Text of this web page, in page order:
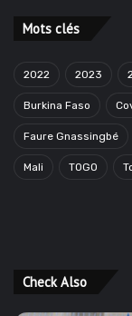
Mots clés
2022 2023
Burkina Faso
Faure Gnassingbé
Mali TOGO
Check Also